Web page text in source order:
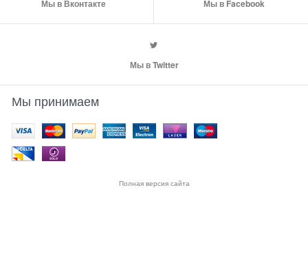
Мы в Вконтакте Мы в Facebook
Мы в Twitter
Мы принимаем
Полная версия сайта